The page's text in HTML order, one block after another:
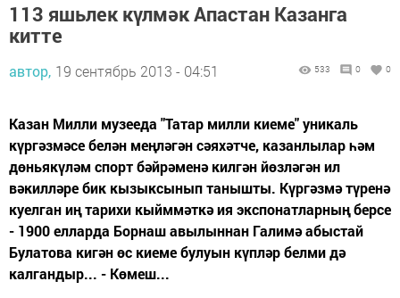
113 яшьлек күлмәк Апастан Казанга
китте
автор, 19 сентябрь 2013 - 04:51 533 0 0
Казан Милли музееда "Татар милли киеме" уникаль
күргәзмәсе белән меңләгән сәяхәтче, казанлылар һәм
дөньякүләм спорт бәйрәменә килгән йөзләгән ил
вәкилләре бик кызыксынып танышты. Күргәзмә түренә
куелган иң тарихи кыйммәткә ия экспонатларның берсе
- 1900 елларда Борнаш авылыннан Галимә абыстай
Булатова кигән өс киеме булуын күпләр белми дә
калгандыр... - Көмеш...